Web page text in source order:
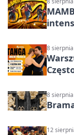
8
8
12